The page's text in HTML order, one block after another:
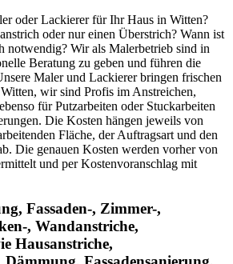
oder Lackierer für Ihr Haus in Witten?
oder nur einen Überstrich? Wann ist
notwendig? Wir als Malerbetrieb sind in
Beratung zu geben und führen die
Maler und Lackierer bringen frischen
wir sind Profis im Anstreichen,
für Putzarbeiten oder Stuckarbeiten
Die Kosten hängen jeweils von
Fläche, der Auftragsart und den
Die genauen Kosten werden vorher von
und per Kostenvoranschlag mit
Fassaden-, Zimmer-,
, Wandanstriche,
Hausanstriche,